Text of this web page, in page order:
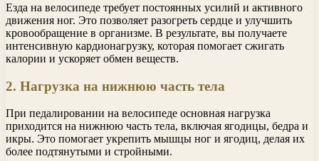
Езда на велосипеде требует постоянных усилий и активного
движения ног. Это позволяет разогреть сердце и улучшить
кровообращение в организме. В результате, вы получаете
интенсивную кардионагрузку, которая помогает сжигать
калории и ускоряет обмен веществ.
2. Нагрузка на нижнюю часть тела
При педалировании на велосипеде основная нагрузка
приходится на нижнюю часть тела, включая ягодицы, бедра и
икры. Это помогает укрепить мышцы ног и ягодиц, делая их
более подтянутыми и стройными.